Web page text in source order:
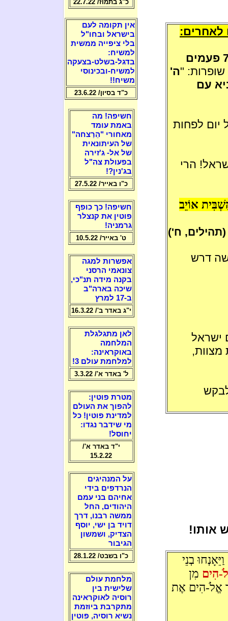
לאחרים:
ה'
עם
יום לפחות
הרי
אוֹיֵב
(תהילים, ח')
דרש
ישראל
אותו!
בְנֵי
הִים מִן
אֱלֹ-הִים אֶת
כ"ג בתמוז/ 22.7.22
אין תקומה לעם
בישראל ובחו"ל
בלי ציפייה ממשית
למשיח:
בדגל-בשלט-בצעקה
למשיח-ובכינוסי
משיח!!
כ"ד בסיון/ 23.6.22
חשיפה! מה
באמת עומד
מאחורי "הֵרַצחה"
של העיתונאית
של אל- ג'זירה
בפעולת צה"ל
בג'נין?!
כ"ו באייר/ 27.5.22
חשיפה! כך כופף
פוטין את קנצלר
גרמניה!
ט' באייר/ 10.5.22
אפשרות למגה
צונאמי הרסני
בקנה מידה תנ"כי,
שיכה בארה"ב
ב-17 למרץ
י"ג באדר ב'/ 16.3.22
לאן מתגלגלת
המלחמה
באוקראינה:
למלחמת עולם 3!
ל' באדר א'/ 3.3.22
מטרת פוטין:
להפוך את העולם
למדינת פוטין! כל
מי שידבר נגדו:
יחוסל!
י"ד באדר א'/
15.2.22
על המנהיגים
הנרדפים בידי
אחיהם בני עמם
היהודים, החל
ממשה רבנו, דרך
דויד בן ישי, יוסף
הצדיק, ושמשון
הגיבור
כ"ו בשבט/ 28.1.22
מלחמת עולם
שלישית בין
רוסיה לאוקראינה
מתקרבת ביוזמת
נשיא רוסיה, פוטין